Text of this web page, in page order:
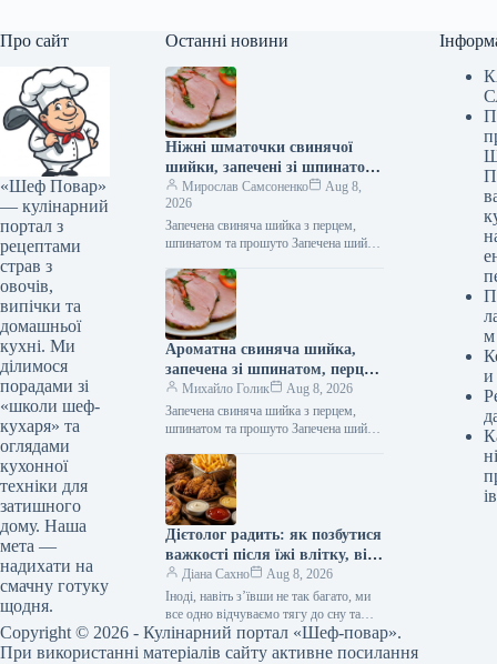
Про сайт
«Шеф Повар»
— кулінарний
портал з
рецептами
страв з
овочів,
випічки та
домашньої
кухні. Ми
ділимося
порадами зі
«школи шеф-
кухаря» та
оглядами
кухонної
техніки для
затишного
дому. Наша
мета —
надихати на
смачну готуку
щодня.
Останні новини
Ніжні шматочки свинячої
шийки, запечені зі шпинатом,
перцем та прошуто:
поживний рецепт з фото
Мирослав Самсоненко
Aug 8,
2026
Запечена свиняча шийка з перцем,
шпинатом та прошуто Запечена шийка
Запечена свиняча шийка з перцем,…
Ароматна свиняча шийка,
запечена зі шпинатом, перцем
та прошутто: рецепт від
Шефа
Михайло Голик
Aug 8, 2026
Запечена свиняча шийка з перцем,
шпинатом та прошуто Запечена шийка
Запечена свиняча шийка з перцем,…
Дієтолог радить: як позбутися
важкості після їжі влітку, від
яких продуктів варто
відмовитись
Діана Сахно
Aug 8, 2026
Іноді, навіть з’ївши не так багато, ми
все одно відчуваємо тягу до сну та
абсолютне небажання щось робити
після їжі.…
м
и
ів
Copyright © 2026 - Кулінарний портал «Шеф-повар».
При використанні матеріалів сайту активне посилання